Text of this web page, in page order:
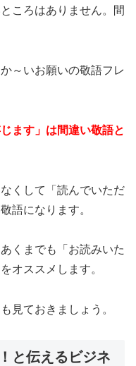
ころはありません。間
～いお願いの敬語フレ
ます」は間違い敬語と
くして「読んでいただ
語になります。
くまでも「お読みいた
オススメします。
見ておきましょう。
と伝えるビジネ